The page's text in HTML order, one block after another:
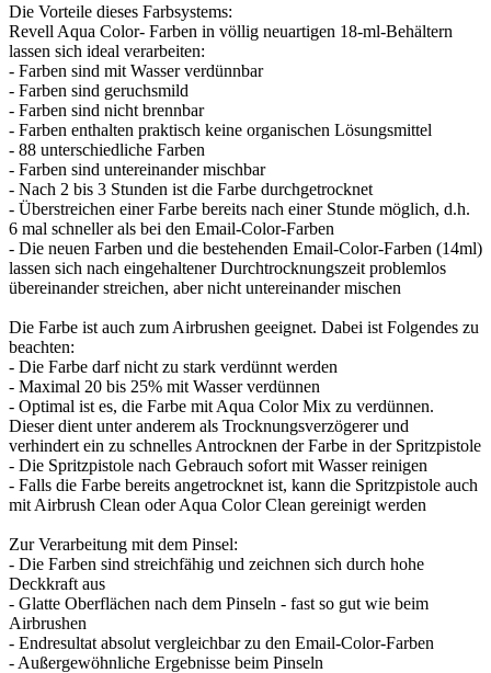
Die Vorteile dieses Farbsystems:
Revell Aqua Color- Farben in völlig neuartigen 18-ml-Behältern
lassen sich ideal verarbeiten:
- Farben sind mit Wasser verdünnbar
- Farben sind geruchsmild
- Farben sind nicht brennbar
- Farben enthalten praktisch keine organischen Lösungsmittel
- 88 unterschiedliche Farben
- Farben sind untereinander mischbar
- Nach 2 bis 3 Stunden ist die Farbe durchgetrocknet
- Überstreichen einer Farbe bereits nach einer Stunde möglich, d.h.
6 mal schneller als bei den Email-Color-Farben
- Die neuen Farben und die bestehenden Email-Color-Farben (14ml)
lassen sich nach eingehaltener Durchtrocknungszeit problemlos
übereinander streichen, aber nicht untereinander mischen
Die Farbe ist auch zum Airbrushen geeignet. Dabei ist Folgendes zu
beachten:
- Die Farbe darf nicht zu stark verdünnt werden
- Maximal 20 bis 25% mit Wasser verdünnen
- Optimal ist es, die Farbe mit Aqua Color Mix zu verdünnen.
Dieser dient unter anderem als Trocknungsverzögerer und
verhindert ein zu schnelles Antrocknen der Farbe in der Spritzpistole
- Die Spritzpistole nach Gebrauch sofort mit Wasser reinigen
- Falls die Farbe bereits angetrocknet ist, kann die Spritzpistole auch
mit Airbrush Clean oder Aqua Color Clean gereinigt werden
Zur Verarbeitung mit dem Pinsel:
- Die Farben sind streichfähig und zeichnen sich durch hohe
Deckkraft aus
- Glatte Oberflächen nach dem Pinseln - fast so gut wie beim
Airbrushen
- Endresultat absolut vergleichbar zu den Email-Color-Farben
- Außergewöhnliche Ergebnisse beim Pinseln